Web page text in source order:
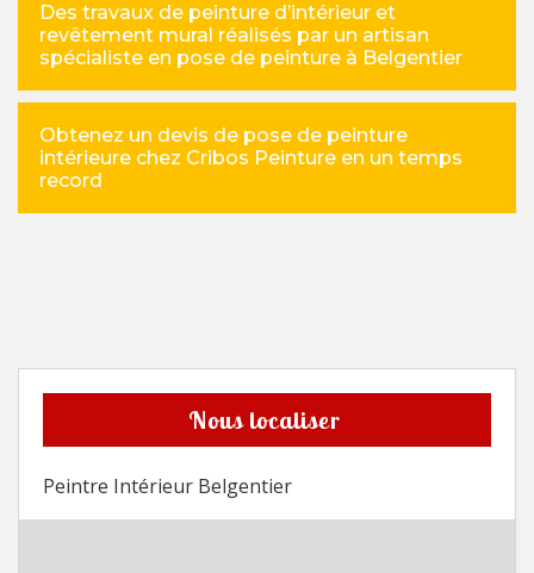
Des travaux de peinture d’intérieur et
revêtement mural réalisés par un artisan
spécialiste en pose de peinture à Belgentier
Obtenez un devis de pose de peinture
intérieure chez Cribos Peinture en un temps
record
Nous localiser
Peintre Intérieur Belgentier